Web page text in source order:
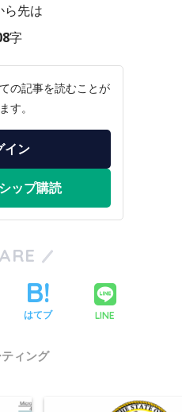
ら先は
字
の記事を読むことが
す。
イン
ップ購読
はてブ LINE
ィング